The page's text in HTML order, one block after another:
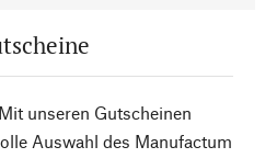
unseren Gutscheinen
Auswahl des Manufactum